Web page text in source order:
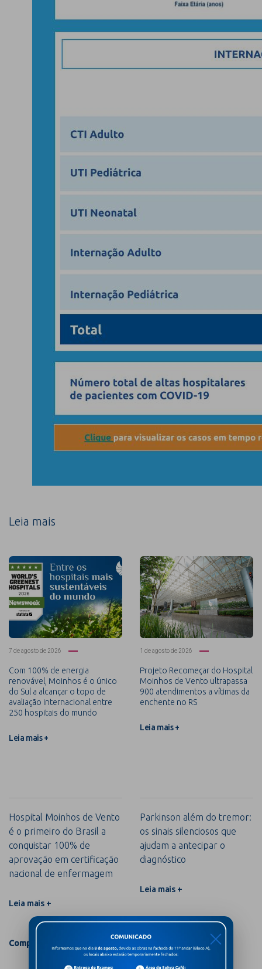
Leia mais
7 de agosto de 2026
Com 100% de energia
renovável, Moinhos é o único
do Sul a alcançar o topo de
avaliação internacional entre
250 hospitais do mundo
Leia mais +
1 de agosto de 2026
Projeto Recomeçar do Hospital
Moinhos de Vento ultrapassa
900 atendimentos a vítimas da
enchente no RS
Leia mais +
Hospital Moinhos de Vento
é o primeiro do Brasil a
conquistar 100% de
aprovação em certificação
nacional de enfermagem
Leia mais +
Parkinson além do tremor:
os sinais silenciosos que
ajudam a antecipar o
diagnóstico
Leia mais +
Compartilhar X